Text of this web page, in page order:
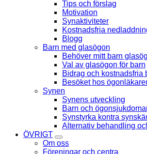
Tips och förslag
Motivation
Synaktiviteter
Kostnadsfria
Blogg
Barn med glasögon
Behöver mitt barn
Val av glasögon för barn
Bidrag och kostnadsfria
Besöket hos
Synen
Synens utveckling
Barn och
Synstyrka kontra
Alternativ behandling
ÖVRIGT
Om oss
Föreningar och centra